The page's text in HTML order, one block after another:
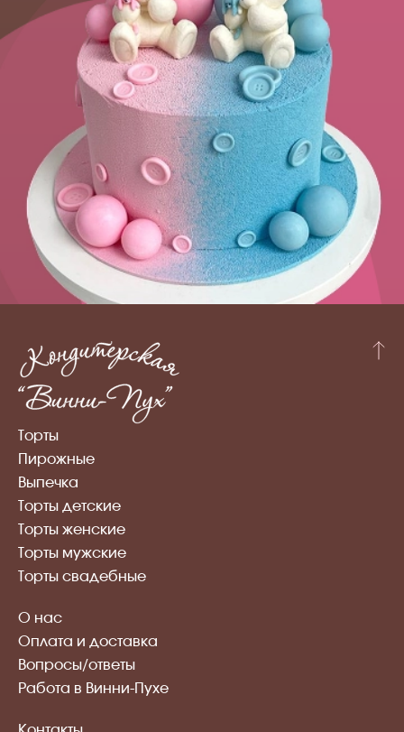
Торты
Пирожные
Выпечка
Торты детские
Торты женские
Торты мужские
Торты свадебные
О нас
Оплата и доставка
Вопросы/ответы
Работа в Винни-Пухе